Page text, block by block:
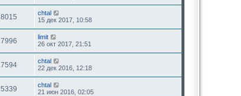
chtal
15 дек 2017, 10:58
limit
26 окт 2017, 21:51
chtal
22 дек 2016, 12:18
chtal
21 июн 2016, 02:05